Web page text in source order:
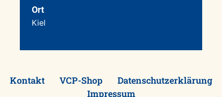
Ort
Kiel
Kontakt VCP-Shop
Datenschutzerklärung
Impressum